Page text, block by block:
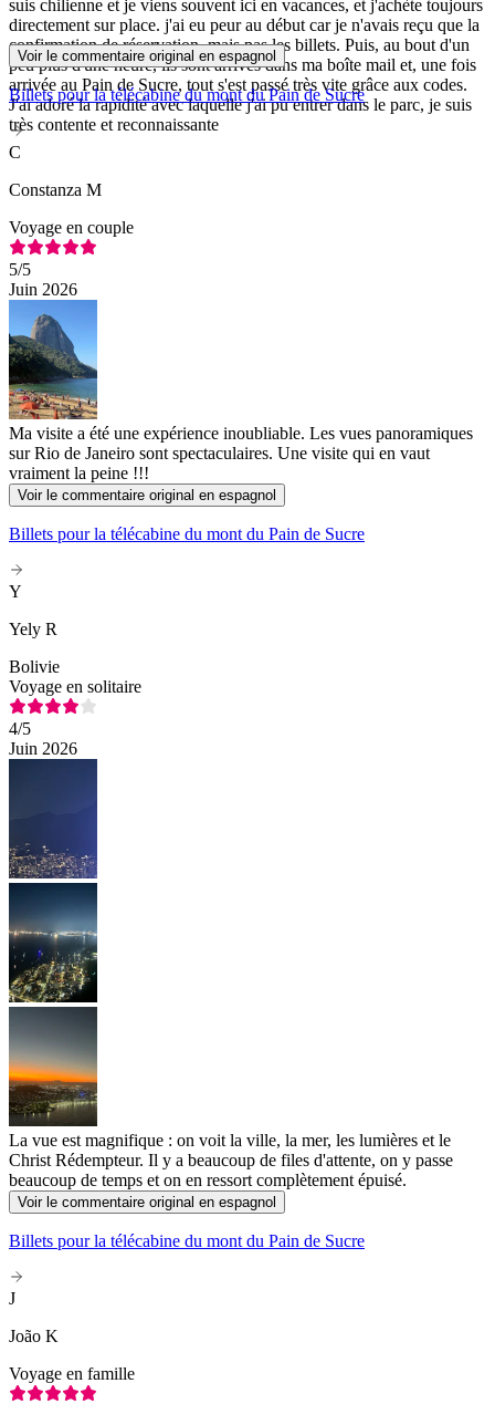
suis chilienne et je viens souvent ici en vacances, et j'achète toujours
directement sur place. j'ai eu peur au début car je n'avais reçu que la
confirmation de réservation, mais pas les billets. Puis, au bout d'un
peu plus d'une heure, ils sont arrivés dans ma boîte mail et, une fois
arrivée au Pain de Sucre, tout s'est passé très vite grâce aux codes.
J'ai adoré la rapidité avec laquelle j'ai pu entrer dans le parc, je suis
très contente et reconnaissante
Voir le commentaire original en espagnol
Billets pour la télécabine du mont du Pain de Sucre
C
Constanza M
Voyage en couple
5/5
Juin 2026
Ma visite a été une expérience inoubliable. Les vues panoramiques
sur Rio de Janeiro sont spectaculaires. Une visite qui en vaut
vraiment la peine !!!
Voir le commentaire original en espagnol
Billets pour la télécabine du mont du Pain de Sucre
Y
Yely R
Bolivie
Voyage en solitaire
4/5
Juin 2026
La vue est magnifique : on voit la ville, la mer, les lumières et le
Christ Rédempteur. Il y a beaucoup de files d'attente, on y passe
beaucoup de temps et on en ressort complètement épuisé.
Voir le commentaire original en espagnol
Billets pour la télécabine du mont du Pain de Sucre
J
João K
Voyage en famille